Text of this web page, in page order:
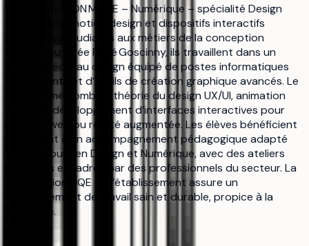
La formation DN MADE – Numérique – spécialité Design
d’interfaces, motion design et dispositifs interactifs
prépare les étudiants aux métiers de la conception
digitale. Au lycée René Goscinny, ils travaillent dans un
espace dédié au design équipé de postes informatiques
performants et d’outils de création graphique avancés. Le
programme combine théorie du design UX/UI, animation
2D/3D et développement d’interfaces interactives pour
mobiles, web ou réalité augmentée. Les élèves bénéficient
également d’un accompagnement pédagogique adapté
aux parcours en Design et Numérique, avec des ateliers
pratiques encadrés par des professionnels du secteur. La
certification HQE de l’établissement assure un
environnement de travail sain et durable, propice à la
créativité.